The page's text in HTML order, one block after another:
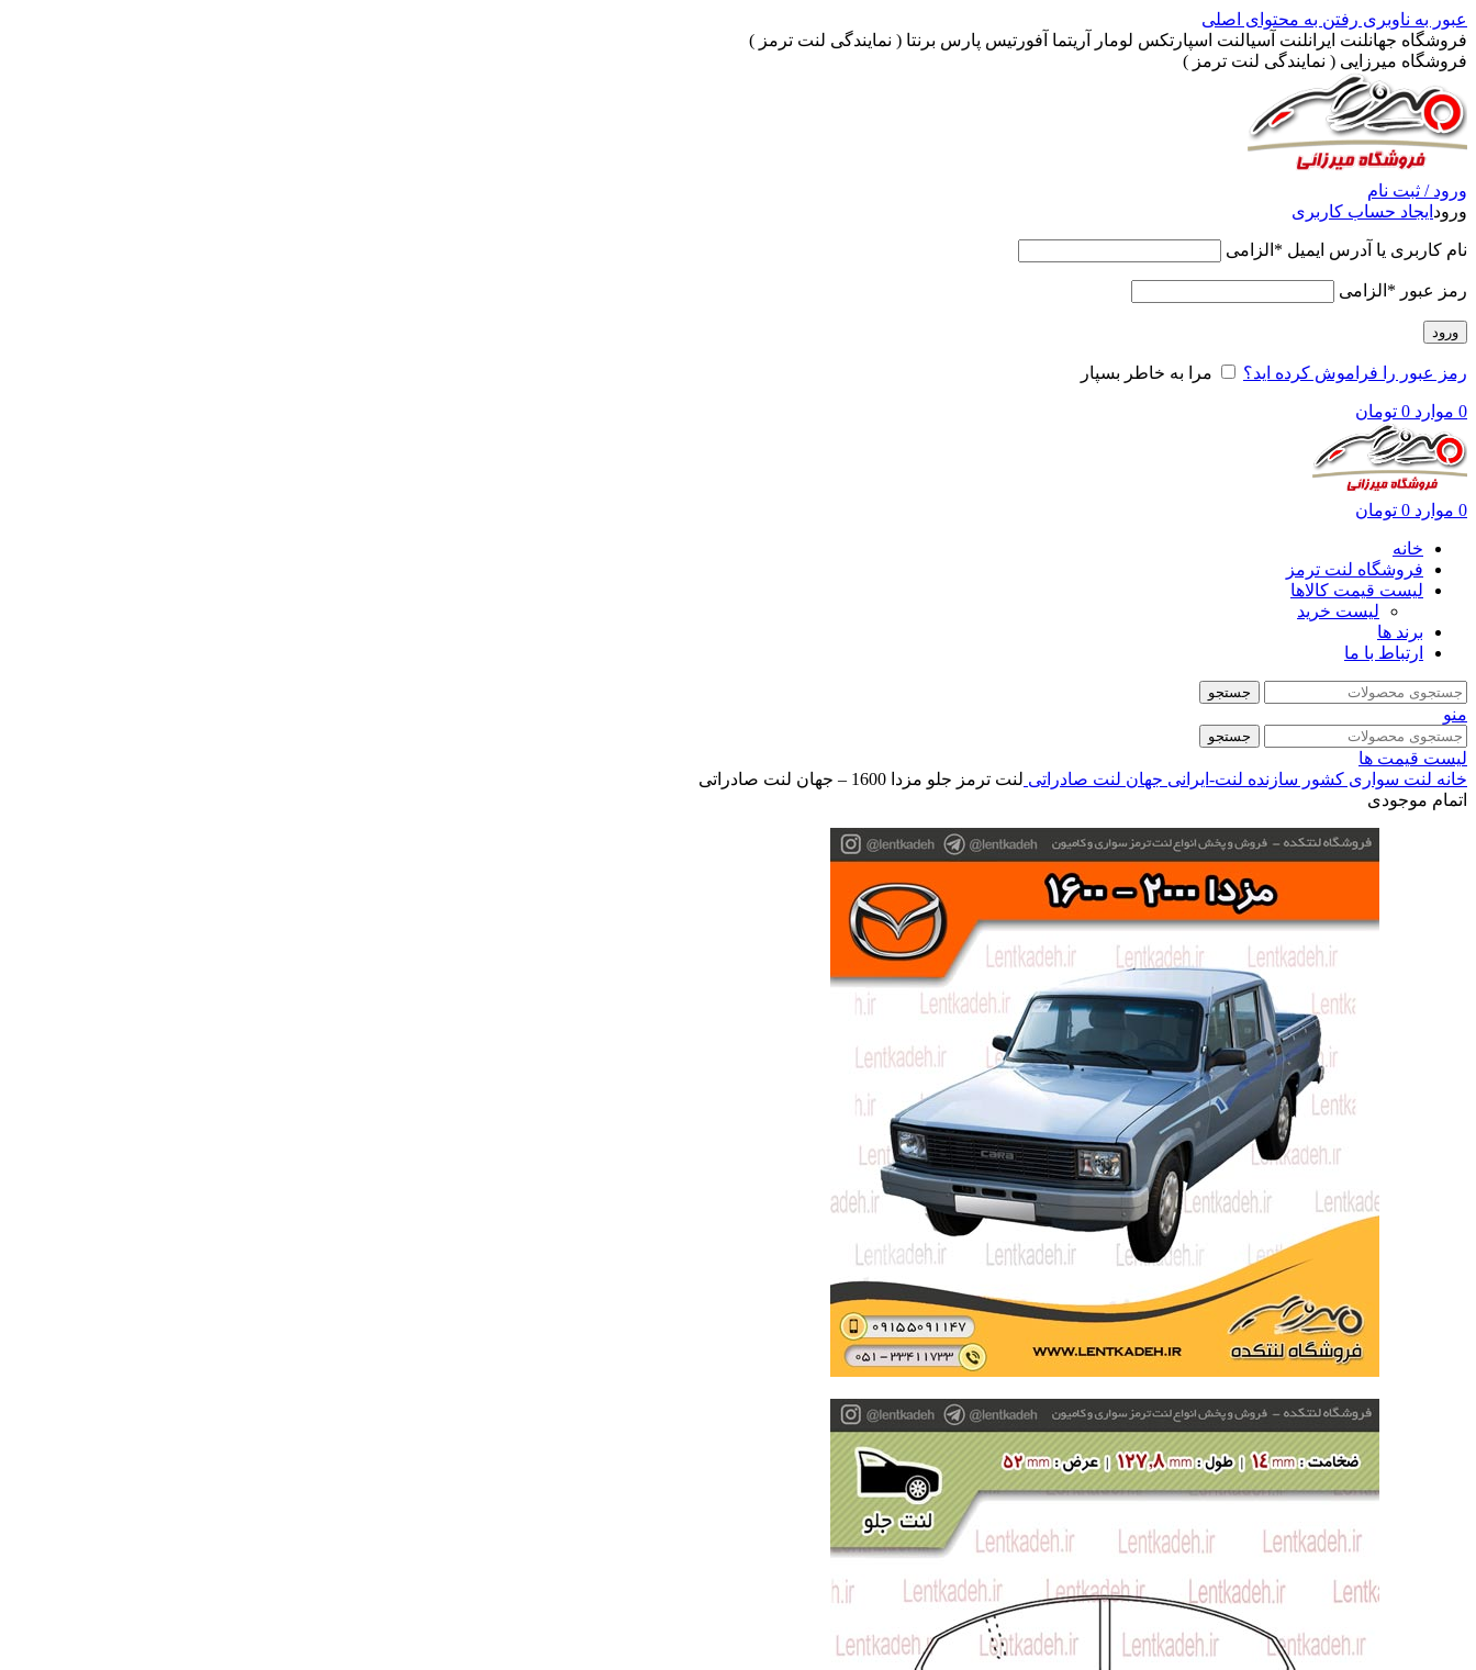
عبور به ناوبری رفتن به محتوای اصلی
فروشگاه جهانلنت ایرانلنت آسیالنت اسپارتکس لومار آریتما آفورتیس پارس برنتا ( نمایندگی لنت ترمز )
فروشگاه میرزایی ( نمایندگی لنت ترمز )
ورود / ثبت نام
ورود ایجاد حساب کاربری
نام کاربری یا آدرس ایمیل * الزامی
رمز عبور * الزامی
ورود
رمز عبور را فراموش کرده اید؟ مرا به خاطر بسپار
0 موارد 0 تومان
0 موارد 0 تومان
خانه
فروشگاه لنت ترمز
لیست قیمت کالاها
لیست خرید
برند ها
ارتباط با ما
جستجو
منو
جستجو
لیست قیمت ها
خانه لنت سواری کشور سازنده لنت-ایرانی جهان لنت صادراتی لنت ترمز جلو مزدا 1600 – جهان لنت صادراتی
اتمام موجودی